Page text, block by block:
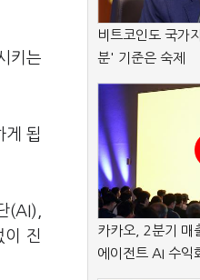
키는
게 됩
(AI),
진
비트코인도 국가
분' 기준은 숙제
카카오, 2분기 매
에이전트 AI 수익